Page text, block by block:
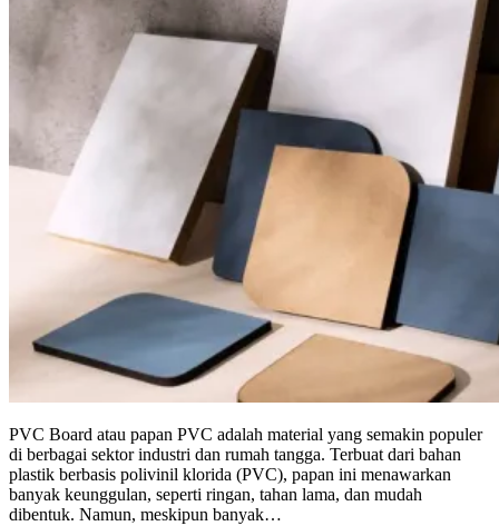
PVC Board atau papan PVC adalah material yang semakin populer
di berbagai sektor industri dan rumah tangga. Terbuat dari bahan
plastik berbasis polivinil klorida (PVC), papan ini menawarkan
banyak keunggulan, seperti ringan, tahan lama, dan mudah
dibentuk. Namun, meskipun banyak…